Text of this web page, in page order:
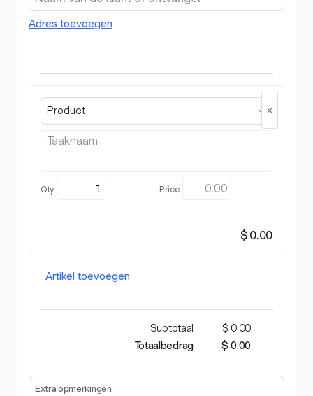
Adres toevoegen
Product
$ 0.00
Artikel toevoegen
Subtotaal
$ 0.00
Totaalbedrag
$ 0.00
Extra opmerkingen